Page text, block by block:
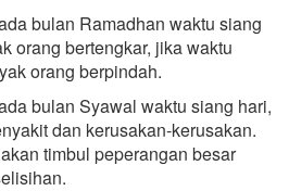
bulan Ramadhan waktu siang
orang bertengkar, jika waktu
orang berpindah.
bulan Syawal waktu siang hari,
dan kerusakan-kerusakan.
timbul peperangan besar